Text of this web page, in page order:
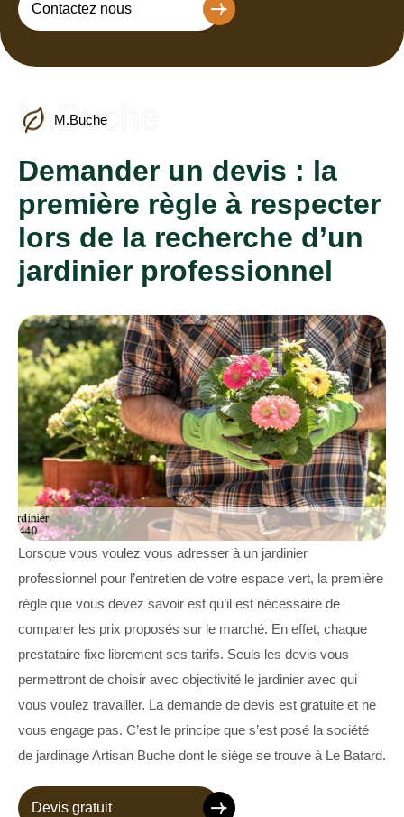
Contactez nous
M.Buche
M.Buche
Demander un devis : la
première règle à respecter
lors de la recherche d’un
jardinier professionnel
Lorsque vous voulez vous adresser à un jardinier
professionnel pour l’entretien de votre espace vert, la première
règle que vous devez savoir est qu’il est nécessaire de
comparer les prix proposés sur le marché. En effet, chaque
prestataire fixe librement ses tarifs. Seuls les devis vous
permettront de choisir avec objectivité le jardinier avec qui
vous voulez travailler. La demande de devis est gratuite et ne
vous engage pas. C’est le principe que s’est posé la société
de jardinage Artisan Buche dont le siège se trouve à Le Batard.
Devis gratuit